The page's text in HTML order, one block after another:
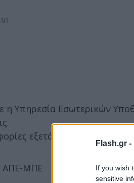
Flash.gr -
If you wish
sensitive
η Υπηρεσία Εσωτερικών
εξετάζεται η εμπλοκή
ΑΠΕ-ΜΠΕ